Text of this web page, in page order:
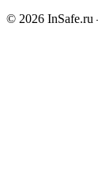
© 2026 InSafe.ru